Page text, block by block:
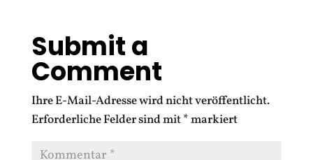
Submit a
Comment
Ihre E-Mail-Adresse wird nicht veröffentlicht.
Erforderliche Felder sind mit*markiert